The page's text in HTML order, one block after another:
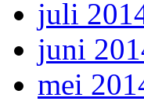
juli
juni
mei